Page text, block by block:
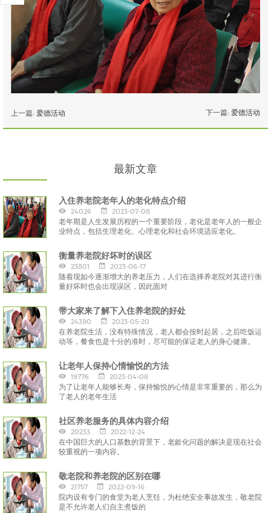
上一篇: 爱德活动 下一篇: 爱德活动
最新文章
入住养老院老年人的老化特点介绍
24026 2023-07-08
老年期是人生发展历程的一个重要阶段，老化是老年人的一般企
业特点，包括生理老化、心理老化和社会环境适应老化。
衡量养老院好坏时的误区
23801 2023-06-17
随着现如今逐渐增大的养老压力，人们在选择养老院对其进行衡
量好坏时也会出现误区，因此面对
带大家来了解下入住养老院的好处
24390 2023-05-20
在养老院生活，没有特殊情况，老人都会按时起居，之后吃饭运
动等，餐食也是十分的准时，尽可能的保证老人的身心健康。
让老年人保持心情愉悦的方法
19776 2023-04-08
为了让老年人能够长寿，保持愉悦的心情是非常重要的，那么为
了老人的老年生活
社区养老服务的具体内容介绍
20233 2022-12-24
在中国巨大的人口基数的背景下，老龄化问题的解决是现在社会
较重视的一项内容。
敬老院和养老院的区别在哪
21757 2022-09-16
院内设有专门的食堂为老人烹饪，为杜绝安全事故发生，敬老院
是不允许老人们自主煮饭的